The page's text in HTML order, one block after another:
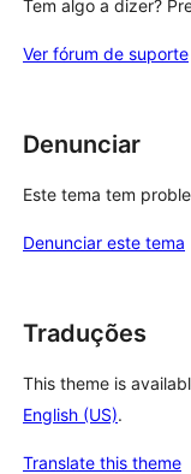
Tem algo a dizer?
Ver fórum de suporte
Denunciar
Este tema tem
Denunciar este tema
Traduções
This theme is
English (US).
Translate this theme